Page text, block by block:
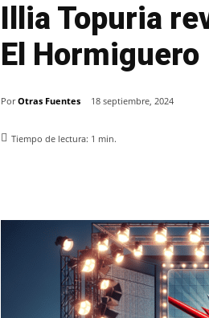
Illia Topuria
El Hormiguero
Por Otras Fuentes 18 septiembre, 2024
Tiempo de lectura: 1 min.